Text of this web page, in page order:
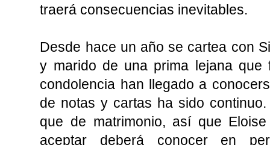
traerá consecuencias inevitables.
Desde hace un año se cartea con
y marido de una prima lejana
condolencia han llegado a
de notas y cartas ha sido
que de matrimonio, así que
aceptar deberá conocer en